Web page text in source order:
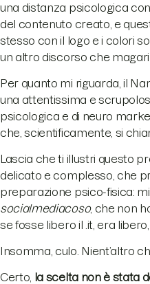
una distanza psicologica
del contenuto creato, e
stesso con il logo e i colori
un altro discorso che
Per quanto mi riguarda, il
una attentissima e
psicologica e di neuro
che, scientificamente, si
Lascia che ti illustri questo
delicato e complesso, che
preparazione psico-fisica:
socialmediacoso, che non
se fosse libero il .it, era
Insomma, culo. Nient’altro
Certo, la scelta non è stata